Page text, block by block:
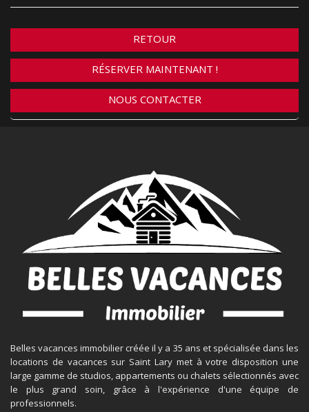
RETOUR
RÉSERVER MAINTENANT !
NOUS CONTACTER
Belles vacances immobilier créée il y a 35 ans et spécialisée dans les
locations de vacances sur Saint Lary met à votre disposition une
large gamme de studios, appartements ou chalets sélectionnés avec
le plus grand soin, grâce à l'expérience d'une équipe de
professionnels.